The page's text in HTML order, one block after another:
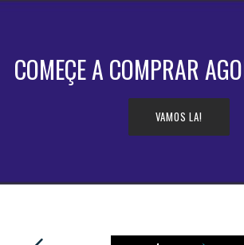
COMEÇE A COMPRAR
VAMOS LA!